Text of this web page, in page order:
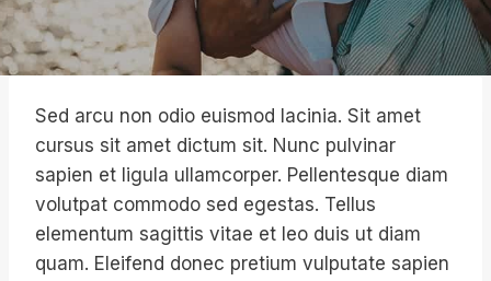
Sed arcu non odio euismod lacinia. Sit amet
cursus sit amet dictum sit. Nunc pulvinar
sapien et ligula ullamcorper. Pellentesque diam
volutpat commodo sed egestas. Tellus
elementum sagittis vitae et leo duis ut diam
quam. Eleifend donec pretium vulputate sapien